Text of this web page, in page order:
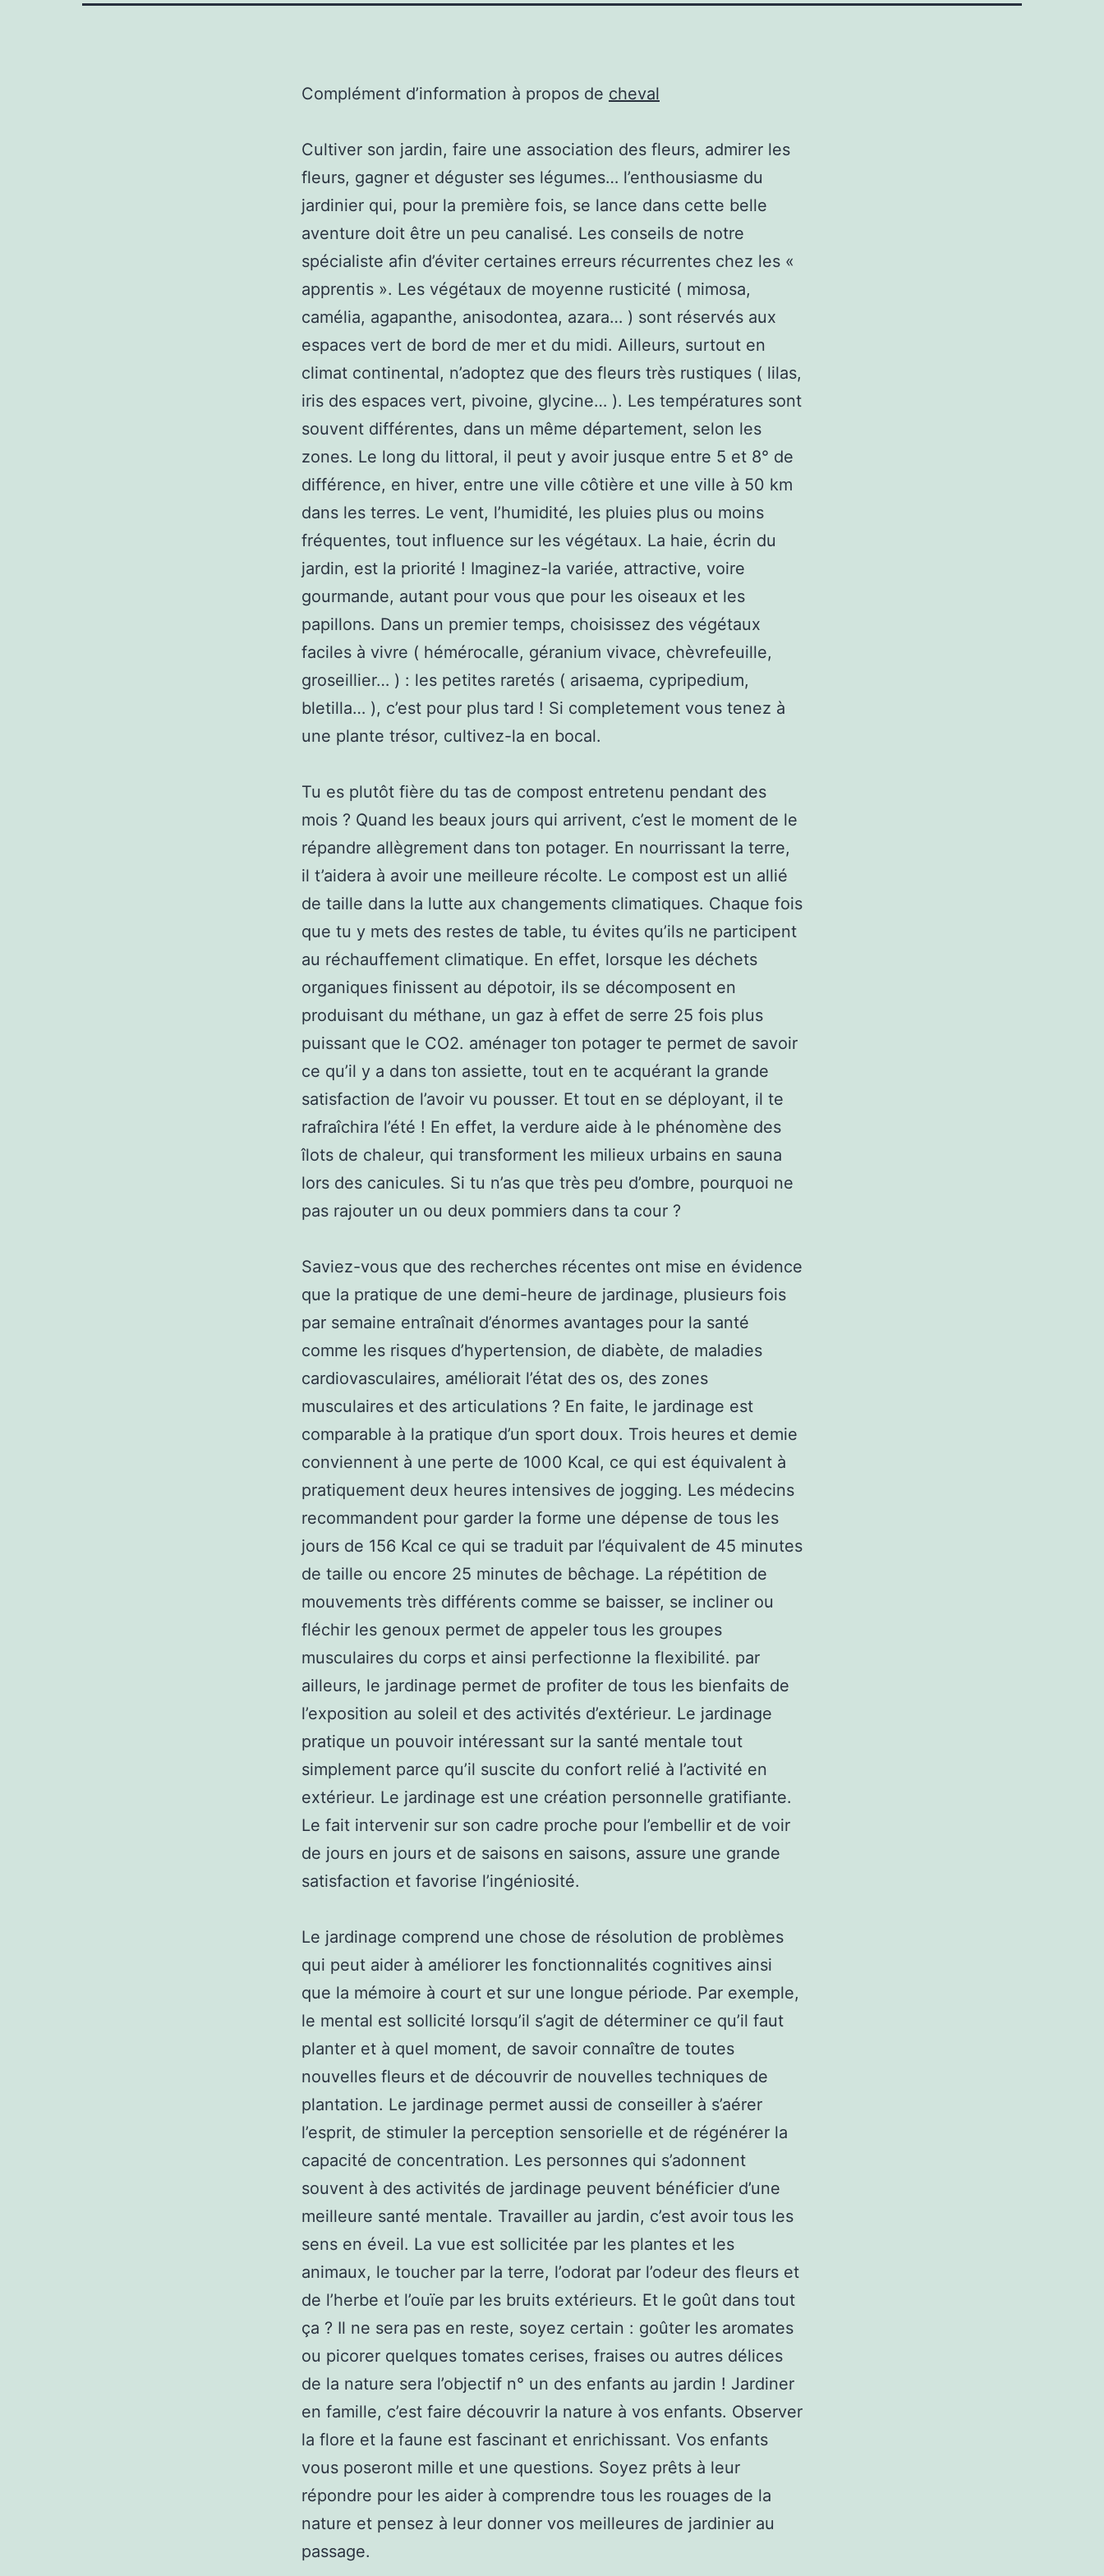
Complément d’information à propos de cheval
Cultiver son jardin, faire une association des fleurs, admirer les
fleurs, gagner et déguster ses légumes… l’enthousiasme du
jardinier qui, pour la première fois, se lance dans cette belle
aventure doit être un peu canalisé. Les conseils de notre
spécialiste afin d’éviter certaines erreurs récurrentes chez les «
apprentis ». Les végétaux de moyenne rusticité ( mimosa,
camélia, agapanthe, anisodontea, azara… ) sont réservés aux
espaces vert de bord de mer et du midi. Ailleurs, surtout en
climat continental, n’adoptez que des fleurs très rustiques ( lilas,
iris des espaces vert, pivoine, glycine… ). Les températures sont
souvent différentes, dans un même département, selon les
zones. Le long du littoral, il peut y avoir jusque entre 5 et 8° de
différence, en hiver, entre une ville côtière et une ville à 50 km
dans les terres. Le vent, l’humidité, les pluies plus ou moins
fréquentes, tout influence sur les végétaux. La haie, écrin du
jardin, est la priorité ! Imaginez-la variée, attractive, voire
gourmande, autant pour vous que pour les oiseaux et les
papillons. Dans un premier temps, choisissez des végétaux
faciles à vivre ( hémérocalle, géranium vivace, chèvrefeuille,
groseillier… ) : les petites raretés ( arisaema, cypripedium,
bletilla… ), c’est pour plus tard ! Si completement vous tenez à
une plante trésor, cultivez-la en bocal.
Tu es plutôt fière du tas de compost entretenu pendant des
mois ? Quand les beaux jours qui arrivent, c’est le moment de le
répandre allègrement dans ton potager. En nourrissant la terre,
il t’aidera à avoir une meilleure récolte. Le compost est un allié
de taille dans la lutte aux changements climatiques. Chaque fois
que tu y mets des restes de table, tu évites qu’ils ne participent
au réchauffement climatique. En effet, lorsque les déchets
organiques finissent au dépotoir, ils se décomposent en
produisant du méthane, un gaz à effet de serre 25 fois plus
puissant que le CO2. aménager ton potager te permet de savoir
ce qu’il y a dans ton assiette, tout en te acquérant la grande
satisfaction de l’avoir vu pousser. Et tout en se déployant, il te
rafraîchira l’été ! En effet, la verdure aide à le phénomène des
îlots de chaleur, qui transforment les milieux urbains en sauna
lors des canicules. Si tu n’as que très peu d’ombre, pourquoi ne
pas rajouter un ou deux pommiers dans ta cour ?
Saviez-vous que des recherches récentes ont mise en évidence
que la pratique de une demi-heure de jardinage, plusieurs fois
par semaine entraînait d’énormes avantages pour la santé
comme les risques d’hypertension, de diabète, de maladies
cardiovasculaires, améliorait l’état des os, des zones
musculaires et des articulations ? En faite, le jardinage est
comparable à la pratique d’un sport doux. Trois heures et demie
conviennent à une perte de 1000 Kcal, ce qui est équivalent à
pratiquement deux heures intensives de jogging. Les médecins
recommandent pour garder la forme une dépense de tous les
jours de 156 Kcal ce qui se traduit par l’équivalent de 45 minutes
de taille ou encore 25 minutes de bêchage. La répétition de
mouvements très différents comme se baisser, se incliner ou
fléchir les genoux permet de appeler tous les groupes
musculaires du corps et ainsi perfectionne la flexibilité. par
ailleurs, le jardinage permet de profiter de tous les bienfaits de
l’exposition au soleil et des activités d’extérieur. Le jardinage
pratique un pouvoir intéressant sur la santé mentale tout
simplement parce qu’il suscite du confort relié à l’activité en
extérieur. Le jardinage est une création personnelle gratifiante.
Le fait intervenir sur son cadre proche pour l’embellir et de voir
de jours en jours et de saisons en saisons, assure une grande
satisfaction et favorise l’ingéniosité.
Le jardinage comprend une chose de résolution de problèmes
qui peut aider à améliorer les fonctionnalités cognitives ainsi
que la mémoire à court et sur une longue période. Par exemple,
le mental est sollicité lorsqu’il s’agit de déterminer ce qu’il faut
planter et à quel moment, de savoir connaître de toutes
nouvelles fleurs et de découvrir de nouvelles techniques de
plantation. Le jardinage permet aussi de conseiller à s’aérer
l’esprit, de stimuler la perception sensorielle et de régénérer la
capacité de concentration. Les personnes qui s’adonnent
souvent à des activités de jardinage peuvent bénéficier d’une
meilleure santé mentale. Travailler au jardin, c’est avoir tous les
sens en éveil. La vue est sollicitée par les plantes et les
animaux, le toucher par la terre, l’odorat par l’odeur des fleurs et
de l’herbe et l’ouïe par les bruits extérieurs. Et le goût dans tout
ça ? Il ne sera pas en reste, soyez certain : goûter les aromates
ou picorer quelques tomates cerises, fraises ou autres délices
de la nature sera l’objectif n° un des enfants au jardin ! Jardiner
en famille, c’est faire découvrir la nature à vos enfants. Observer
la flore et la faune est fascinant et enrichissant. Vos enfants
vous poseront mille et une questions. Soyez prêts à leur
répondre pour les aider à comprendre tous les rouages de la
nature et pensez à leur donner vos meilleures de jardinier au
passage.